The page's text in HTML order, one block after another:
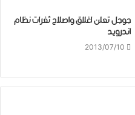
جوجل تعلن اغلاق واصلاح ثغرات نظام
اندرويد
2013/07/10